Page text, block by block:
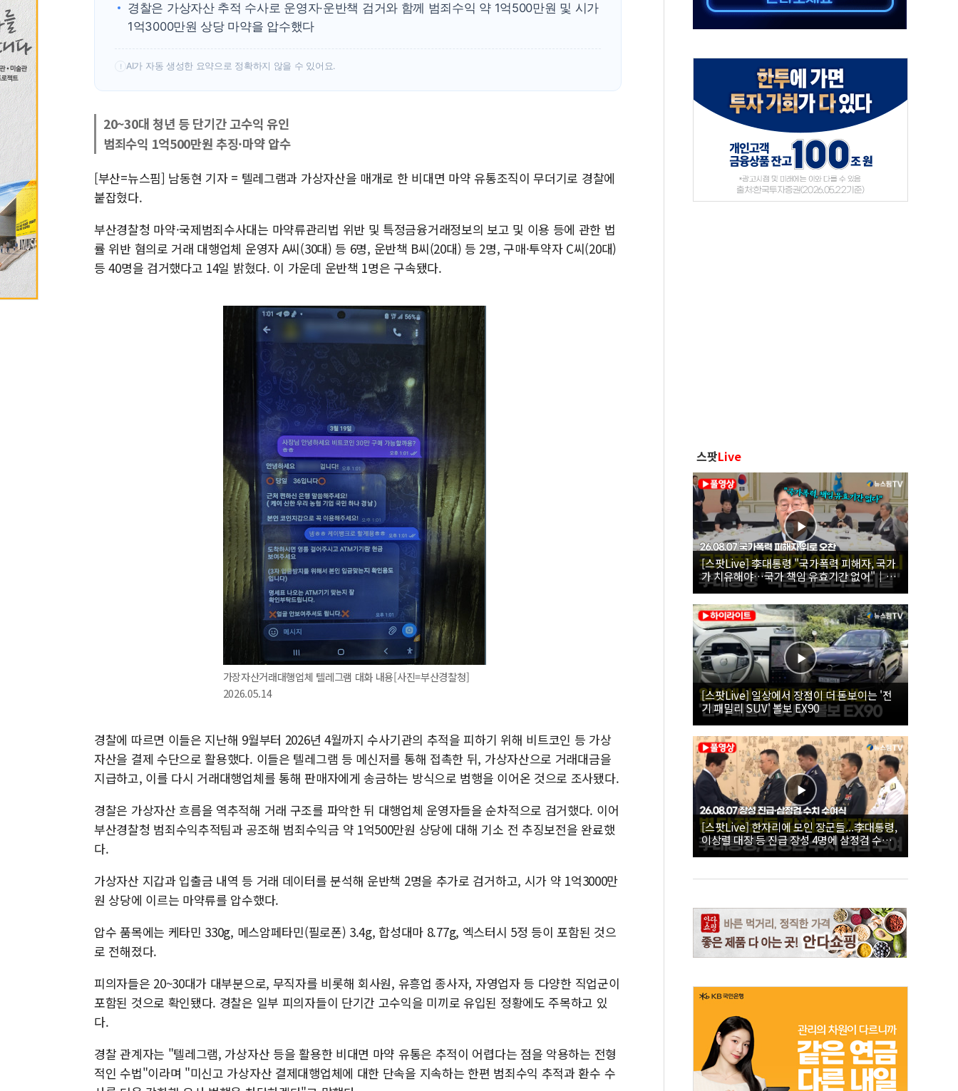
경찰은 가상자산 추적 수사로 운영자·운반책 검거와 함께 범죄수익 약 1억500만원 및 시가
1억3000만원 상당 마약을 압수했다
! AI가 자동 생성한 요약으로 정확하지 않을 수 있어요.
20~30대 청년 등 단기간 고수익 유인
범죄수익 1억500만원 추징·마약 압수
[부산=뉴스핌] 남동현 기자 = 텔레그램과 가상자산을 매개로 한 비대면 마약 유통조직이 무더기로 경찰에
붙잡혔다.
부산경찰청 마약·국제범죄수사대는 마약류관리법 위반 및 특정금융거래정보의 보고 및 이용 등에 관한 법
률 위반 혐의로 거래 대행업체 운영자 A씨(30대) 등 6명, 운반책 B씨(20대) 등 2명, 구매·투약자 C씨(20대)
등 40명을 검거했다고 14일 밝혔다. 이 가운데 운반책 1명은 구속됐다.
가장자산거래대행업체 텔레그램 대화 내용[사진=부산경찰청]
2026.05.14
경찰에 따르면 이들은 지난해 9월부터 2026년 4월까지 수사기관의 추적을 피하기 위해 비트코인 등 가상
자산을 결제 수단으로 활용했다. 이들은 텔레그램 등 메신저를 통해 접촉한 뒤, 가상자산으로 거래대금을
지급하고, 이를 다시 거래대행업체를 통해 판매자에게 송금하는 방식으로 범행을 이어온 것으로 조사됐다.
경찰은 가상자산 흐름을 역추적해 거래 구조를 파악한 뒤 대행업체 운영자들을 순차적으로 검거했다. 이어
부산경찰청 범죄수익추적팀과 공조해 범죄수익금 약 1억500만원 상당에 대해 기소 전 추징보전을 완료했
다.
가상자산 지갑과 입출금 내역 등 거래 데이터를 분석해 운반책 2명을 추가로 검거하고, 시가 약 1억3000만
원 상당에 이르는 마약류를 압수했다.
압수 품목에는 케타민 330g, 메스암페타민(필로폰) 3.4g, 합성대마 8.77g, 엑스터시 5정 등이 포함된 것으
로 전해졌다.
피의자들은 20~30대가 대부분으로, 무직자를 비롯해 회사원, 유흥업 종사자, 자영업자 등 다양한 직업군이
포함된 것으로 확인됐다. 경찰은 일부 피의자들이 단기간 고수익을 미끼로 유입된 정황에도 주목하고 있
다.
경찰 관계자는 "텔레그램, 가상자산 등을 활용한 비대면 마약 유통은 추적이 어렵다는 점을 악용하는 전형
적인 수법"이라며 "미신고 가상자산 결제대행업체에 대한 단속을 지속하는 한편 범죄수익 추적과 환수 수
스팟Live
[스팟Live] 李대통령 "국가폭력 피해자, 국가
가 치유해야…국가 책임 유효기간 없어"｜
26.08.07 국가폭력 피해자 위로 오찬
[스팟Live] 일상에서 장점이 더 돋보이는 '전
기 패밀리 SUV' 볼보 EX90
[스팟Live] 한자리에 모인 장군들...李대통령,
이상렬 대장 등 진급 장성 4명에 삼정검 수치
직접 수여｜26.08.07 장성 진급·삼정검 수치